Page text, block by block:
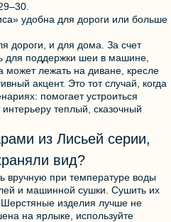
удобна для дороги или больше
дороги, и для дома. За счет
для поддержки шеи в машине,
лежать на диване, кресле
акцент. Это тот случай, когда
помогает устроиться
теплый, сказочный
из Лисьей серии,
вид?
вручную при температуре воды
и машинной сушки. Сушить их
изделия лучше не
на ярлыке, используйте